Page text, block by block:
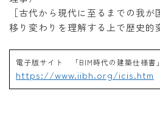
［古代から現代に至るまでの我
移り変わりを理解する上で歴史的
電子版サイト 「BIM時代の建築仕様書
https://www.iibh.org/icis.htm